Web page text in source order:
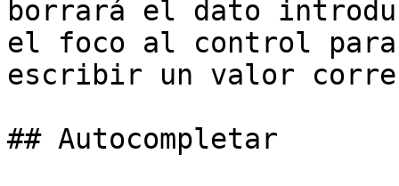
borrará el dato
el foco al control
escribir un valor
## Autocompletar